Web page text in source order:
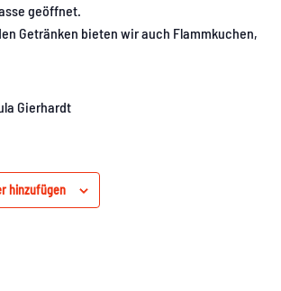
geöffnet.
Getränken bieten wir auch Flammkuchen,
Gierhardt
hinzufügen